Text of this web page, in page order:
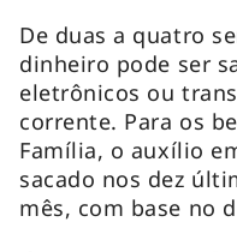
De duas a quatro
dinheiro pode ser
eletrônicos ou
corrente. Para os
Família, o auxílio
sacado nos dez
mês, com base no